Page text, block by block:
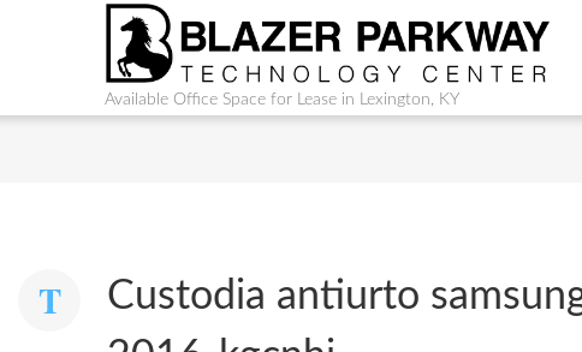
Available Office Space for Lease in Lexington, KY
Custodia antiurto